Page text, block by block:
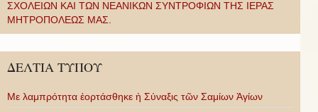
ΣΧΟΛΕΙΩΝ ΚΑΙ ΤΩΝ ΝΕΑΝΙΚΩΝ ΣΥΝΤΡΟΦΙΩΝ ΤΗΣ ΙΕΡΑΣ
ΜΗΤΡΟΠΟΛΕΩΣ ΜΑΣ.
ΔΕΛΤΙΑ ΤΥΠΟΥ
Με λαμπρότητα ἑορτάσθηκε ἡ Σύναξις τῶν Σαμίων Ἁγίων